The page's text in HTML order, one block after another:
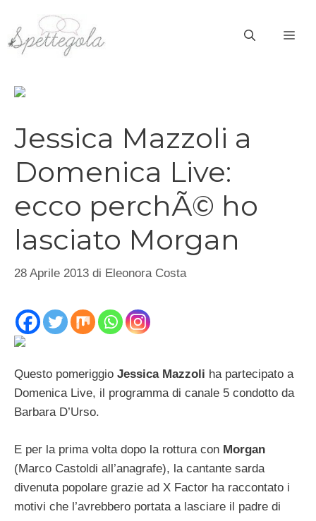
contenuto
Jessica Mazzoli a
Domenica Live:
ecco perchÃ© ho
lasciato Morgan
28 Aprile 2013 di Eleonora Costa
Questo pomeriggio Jessica Mazzoli ha partecipato a
Domenica Live, il programma di canale 5 condotto da
Barbara D’Urso.
E per la prima volta dopo la rottura con Morgan
(Marco Castoldi all’anagrafe), la cantante sarda
divenuta popolare grazie ad X Factor ha raccontato i
motivi che l’avrebbero portata a lasciare il padre di